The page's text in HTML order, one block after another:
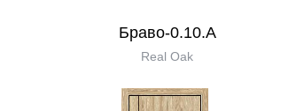
Браво-0.10.А
Real Oak